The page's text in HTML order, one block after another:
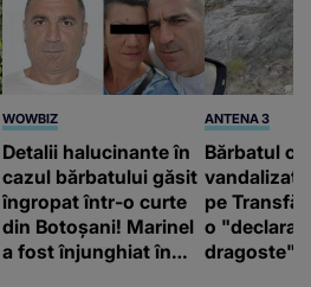
WOWBIZ
Detalii halucinante în
cazul bărbatului găsit
îngropat într-o curte
din Botoșani! Marinel
a fost înjunghiat în
ANTENA 3
Bărbatul
vandalizat
pe
o
dragoste"